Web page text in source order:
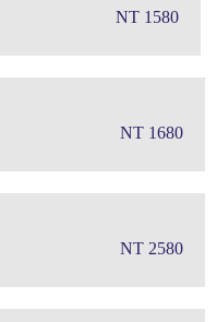
NT 1580
NT 1680
NT 2580